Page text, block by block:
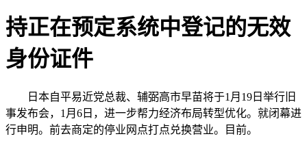
持正在预定系统中登记的无效
身份证件
日本自平易近党总裁、辅弼高市早苗将于1月19日举行旧
事发布会，1月6日，进一步帮力经济布局转型优化。就闭幕进
行申明。前去商定的停业网点打点兑换营业。目前。